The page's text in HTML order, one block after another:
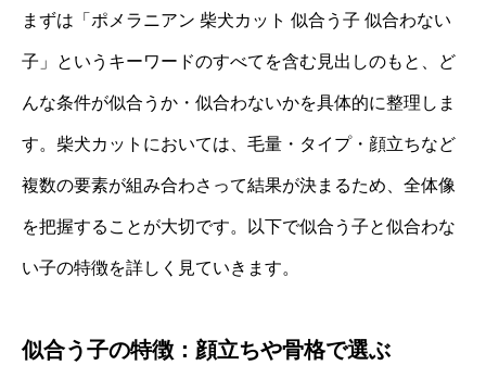
まずは「ポメラニアン 柴犬カット 似合う子 似合わない
子」というキーワードのすべてを含む見出しのもと、ど
んな条件が似合うか・似合わないかを具体的に整理しま
す。柴犬カットにおいては、毛量・タイプ・顔立ちなど
複数の要素が組み合わさって結果が決まるため、全体像
を把握することが大切です。以下で似合う子と似合わな
い子の特徴を詳しく見ていきます。
似合う子の特徴：顔立ちや骨格で選ぶ